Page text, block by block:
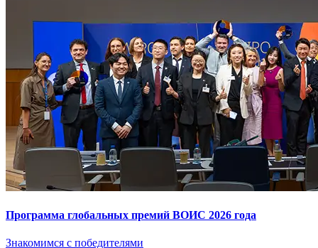
Программа глобальных премий ВОИС 2026 года
Знакомимся с победителями